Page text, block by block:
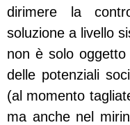
dirimere la
soluzione a livello
non è solo
delle potenziali
(al momento
ma anche nel